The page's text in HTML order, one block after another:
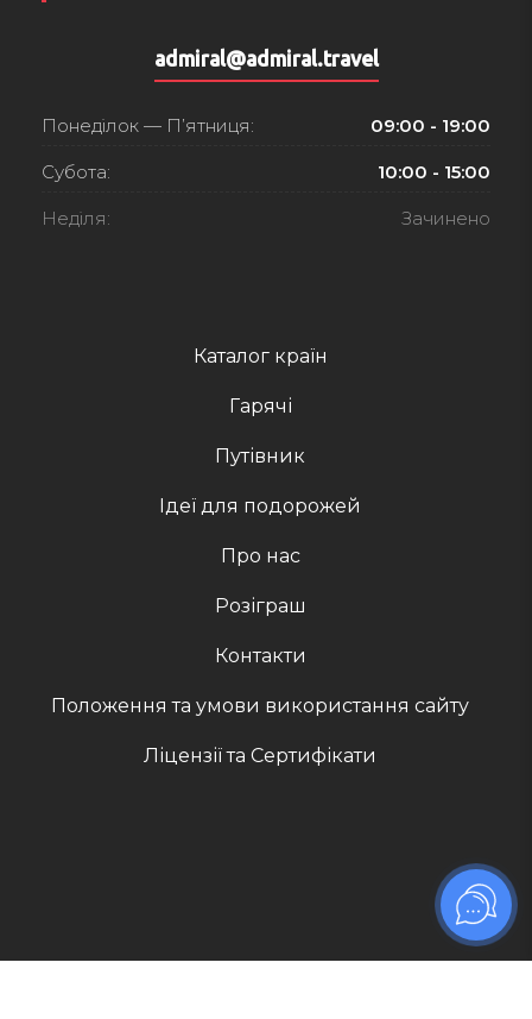
Каталог країн
Гарячі
Путівник
Ідеї для подорожей
Про нас
Розіграш
Контакти
Положення та умови використання сайту
Ліцензії та Сертифікати
admiral@admiral.travel
Понеділок — П’ятниця: 09:00 - 19:00
Субота: 10:00 - 15:00
Неділя: Зачинено